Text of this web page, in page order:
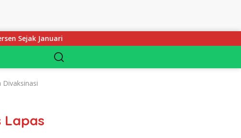
Keluarga YS Angkat Bicara: Kami Terpukul, Jangan